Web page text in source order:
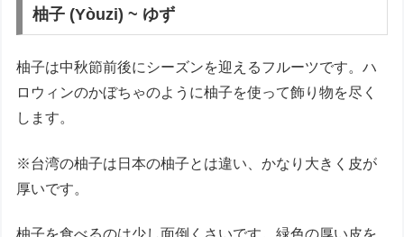
柚子 (Yòuzi) ~ ゆず
柚子は中秋節前後にシーズンを迎えるフルーツです。ハ
ロウィンのかぼちゃのように柚子を使って飾り物を尽く
します。
※台湾の柚子は日本の柚子とは違い、かなり大きく皮が
厚いです。